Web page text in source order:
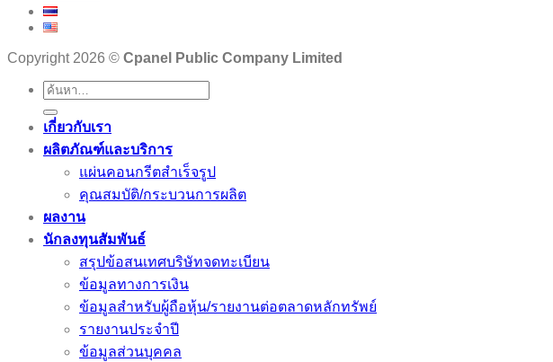
Copyright 2026 © Cpanel Public Company Limited
เกี่ยวกับเรา
ผลิตภัณฑ์และบริการ
แผ่นคอนกรีตสำเร็จรูป
คุณสมบัติ/กระบวนการผลิต
ผลงาน
นักลงทุนสัมพันธ์
สรุปข้อสนเทศบริษัทจดทะเบียน
ข้อมูลทางการเงิน
ข้อมูลสำหรับผู้ถือหุ้น/รายงานต่อตลาดหลักทรัพย์
รายงานประจำปี
ข้อมูลส่วนบุคคล